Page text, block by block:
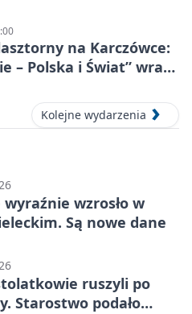
na Karczówce:
– Polska i Świat” wraca
klimatem
Kolejne wydarzenia
wyraźnie wzrosło w
Są nowe dane
ruszyli po
Starostwo podało